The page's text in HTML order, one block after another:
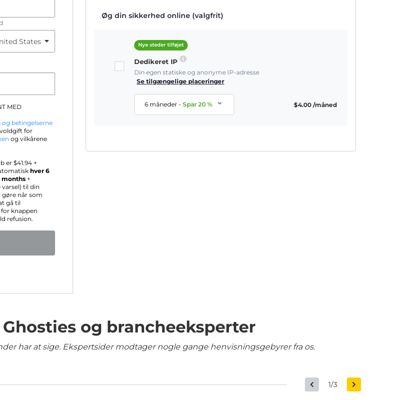
MED
og betingelserne
for
og vilkårene
er $41.94 +
hver 6
months +
til din
når som
gå til
knappen
refusion.
Øg din sikkerhed online (valgfrit)
Nye steder tilføjet
Dedikeret IP
Din egen statiske og anonyme IP-adresse
Se tilgængelige placeringer
6 måneder-Spar20 % $4.00 /måned
og brancheeksperter
har at sige. Ekspertsider modtager nogle gange henvisningsgebyrer fra os.
1/3